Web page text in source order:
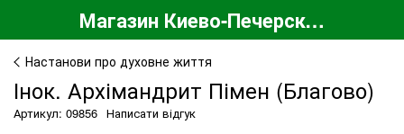
Магазин Киево-Печерской Лавры
Настанови про духовне життя
Інок. Архімандрит Пімен (Благово)
Артикул: 09856 Написати відгук